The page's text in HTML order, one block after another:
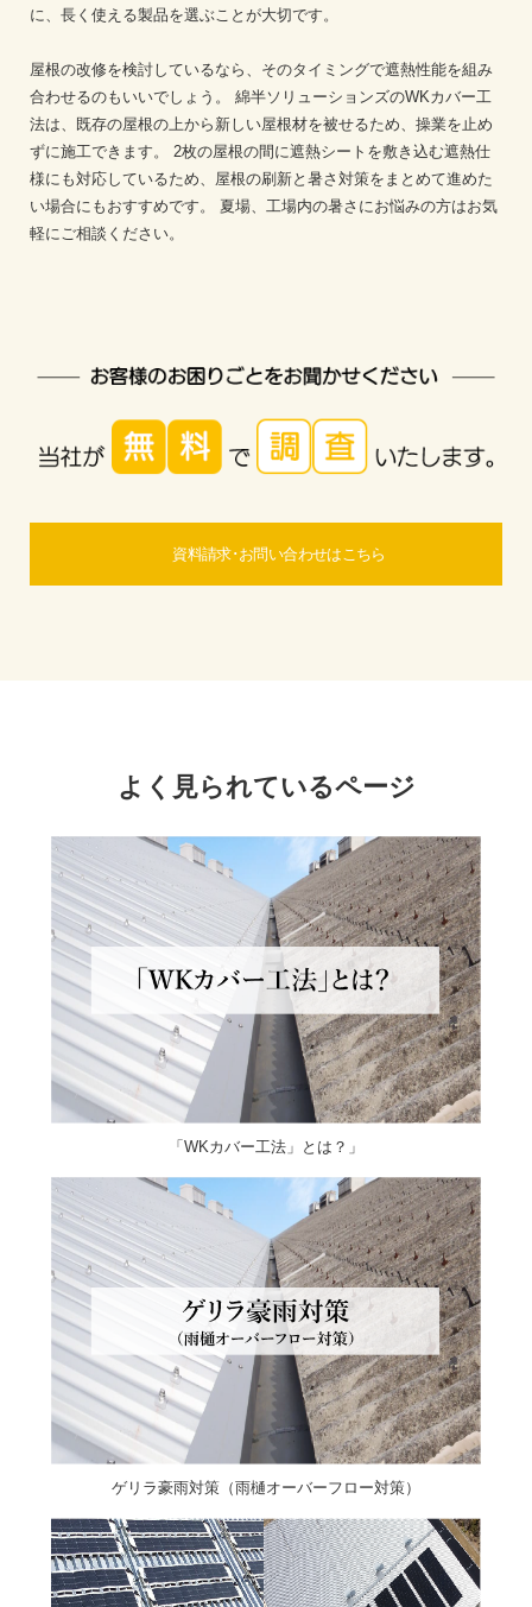
に、長く使える製品を選ぶことが大切です。
屋根の改修を検討しているなら、そのタイミングで遮熱性能を組み
合わせるのもいいでしょう。
綿半ソリューションズのWKカバー工
法は、既存の屋根の上から新しい屋根材を被せるため、操業を止め
ずに施工できます。
2枚の屋根の間に遮熱シートを敷き込む遮熱仕
様にも対応しているため、屋根の刷新と暑さ対策をまとめて進めた
い場合にもおすすめです。
夏場、工場内の暑さにお悩みの方はお気
軽にご相談ください。
資料請求･お問い合わせはこちら
よく見られているページ
「WKカバー工法」とは？」
ゲリラ豪雨対策（雨樋オーバーフロー対策）